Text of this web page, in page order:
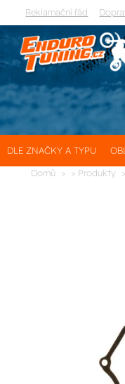
Reklamační řád
DLE ZNAČKY A TYPU
Domů > Produkty